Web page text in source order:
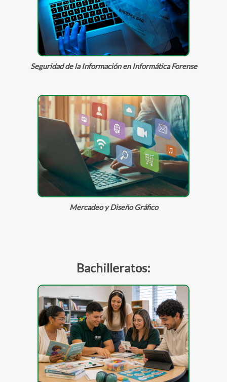
Seguridad de la Información en Informática Forense
Mercadeo y Diseño Gráfico
Bachilleratos: